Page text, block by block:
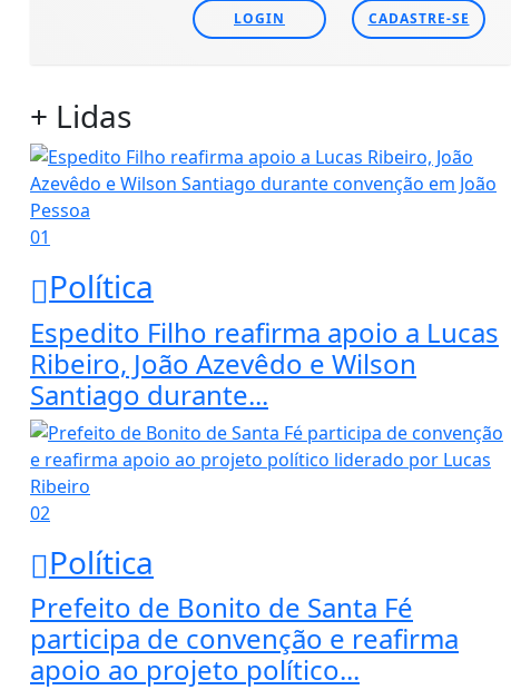
LOGIN CADASTRE-SE
+ Lidas
01
Política
Espedito Filho reafirma apoio a Lucas
Ribeiro, João Azevêdo e Wilson
Santiago durante...
02
Política
Prefeito de Bonito de Santa Fé
participa de convenção e reafirma
apoio ao projeto político...